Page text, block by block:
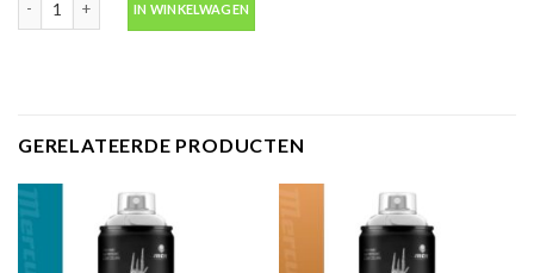
IN WINKELWAGEN
GERELATEERDE PRODUCTEN